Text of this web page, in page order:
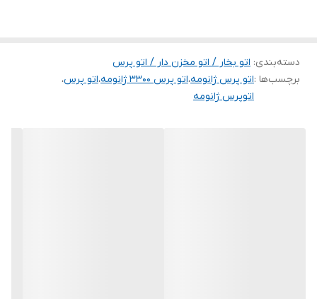
دسته‌بندی: اتو بخار / اتو مخزن دار / اتو پرس
برچسب‌ها :اتو پرس ژانومه،اتو پرس 3300 ژانومه ،اتو پرس،
اتوپرس ژانومه